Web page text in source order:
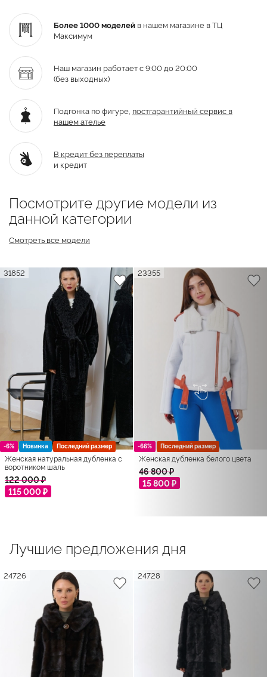
Более 1000 моделей в нашем магазине в ТЦ
Максимум
Наш магазин работает с 9:00 до 20:00
(без выходных)
Подгонка по фигуре, постгарантийный сервис в
нашем ателье
В кредит без переплаты
и кредит
Посмотрите другие модели из
данной категории
Смотреть все модели
-6% Новинка Последний размер
31852
Женская натуральная дубленка с
воротником шаль
122 000 ₽
115 000 ₽
-66% Последний размер
23355
Женская дубленка белого цвета
46 800 ₽
15 800 ₽
Лучшие предложения дня
24726 24728